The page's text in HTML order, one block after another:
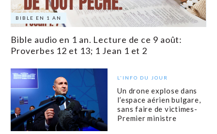
BIBLE EN 1 AN
Bible audio en 1 an. Lecture de ce 9 août:
Proverbes 12 et 13; 1 Jean 1 et 2
L'INFO DU JOUR
Un drone explose dans
l’espace aérien bulgare,
sans faire de victimes-
Premier ministre